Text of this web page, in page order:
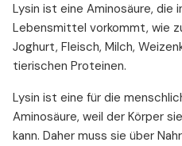
Lysin ist eine Aminosäure,
Lebensmittel vorkommt, wie
Joghurt, Fleisch, Milch,
tierischen Proteinen.
Lysin ist eine für die
Aminosäure, weil der Körper
kann. Daher muss sie über